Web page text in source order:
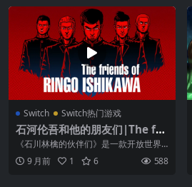
Switch Switch热门游戏
石河伦吾和他的朋友们|The fri
ends of Ringo Ishikawa中文
《石川林檎的伙伴们》是一款开放世界
的横版动作游戏，游戏中你扮演不良学
生中的头目石...
9 月前 1 6 588